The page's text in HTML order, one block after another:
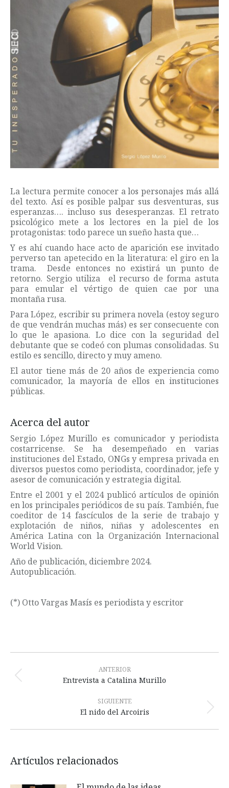
La lectura permite conocer a los personajes más allá
del texto. Así es posible palpar sus desventuras, sus
esperanzas…. incluso sus desesperanzas. El retrato
psicológico mete a los lectores en la piel de los
protagonistas: todo parece un sueño hasta que…
Y es ahí cuando hace acto de aparición ese invitado
perverso tan apetecido en la literatura: el giro en la
trama. Desde entonces no existirá un punto de
retorno. Sergio utiliza el recurso de forma astuta
para emular el vértigo de quien cae por una
montaña rusa.
Para López, escribir su primera novela (estoy seguro
de que vendrán muchas más) es ser consecuente con
lo que le apasiona. Lo dice con la seguridad del
debutante que se codeó con plumas consolidadas. Su
estilo es sencillo, directo y muy ameno.
El autor tiene más de 20 años de experiencia como
comunicador, la mayoría de ellos en instituciones
públicas.
Acerca del autor
Sergio López Murillo es comunicador y periodista
costarricense. Se ha desempeñado en varias
instituciones del Estado, ONGs y empresa privada en
diversos puestos como periodista, coordinador, jefe y
asesor de comunicación y estrategia digital.
Entre el 2001 y el 2024 publicó artículos de opinión
en los principales periódicos de su país. También, fue
coeditor de 14 fascículos de la serie de trabajo y
explotación de niños, niñas y adolescentes en
América Latina con la Organización Internacional
World Vision.
Año de publicación, diciembre 2024.
Autopublicación.
(*) Otto Vargas Masís es periodista y escritor
entre
publicaciones
ANTERIOR
Publicación
Entrevista a Catalina Murillo
SIGUIENTE
Publicación
El nido del Arcoiris
Artículos relacionados